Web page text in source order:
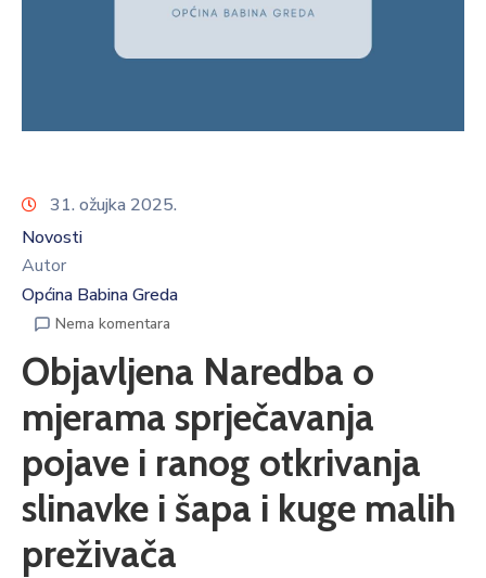
31. ožujka 2025.
Novosti
Autor
Općina Babina Greda
Nema komentara
Objavljena Naredba o
mjerama sprječavanja
pojave i ranog otkrivanja
slinavke i šapa i kuge malih
preživača